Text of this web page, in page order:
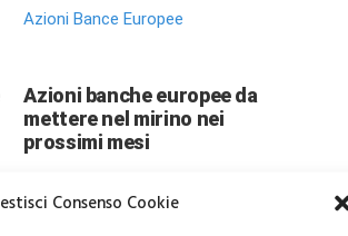
Consenso Cookie
Azioni Bance Europee
Azioni banche europee da
mettere nel mirino nei
prossimi mesi